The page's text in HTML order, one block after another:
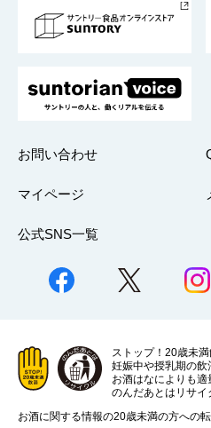
採用情報
お問い合わせ
マイページ
公式SNS一覧
ストップ！20歳未満
妊娠中や授乳期の飲
お酒はなによりも適
のんだあとはリサイ
お酒に関する情報の20歳未満の方への